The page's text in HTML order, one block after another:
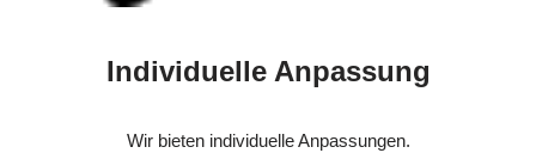
Individuelle Anpassung
Wir bieten individuelle Anpassungen.